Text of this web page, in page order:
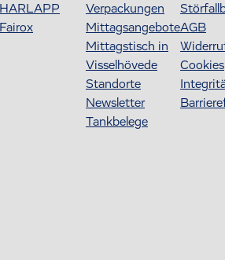
HARLAPP
Fairox
Verpackungen
Mittagsangebote
Mittagstisch in
Visselhövede
Standorte
Newsletter
Tankbelege
AGB
Cookies